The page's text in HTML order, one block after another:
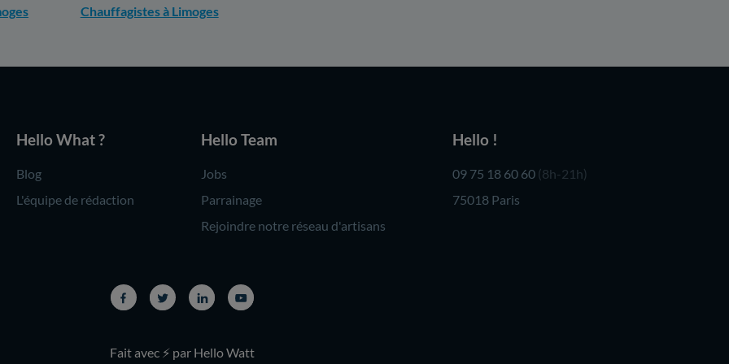
Chauffagistes à Limoges
Hello What ?
Blog
L'équipe de rédaction
Hello Team
Jobs
Parrainage
Rejoindre notre réseau d'artisans
Hello !
09 75 18 60 60 (8h-21h)
75018 Paris
Fait avec ⚡ par Hello Watt